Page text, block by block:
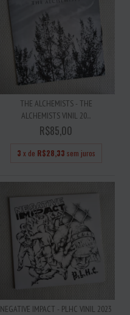
THE ALCHEMISTS - THE
ALCHEMISTS VINIL 20...
R$85,00
3 x de R$28,33 sem juros
NEGATIVE IMPACT - PLHC VINIL 2023